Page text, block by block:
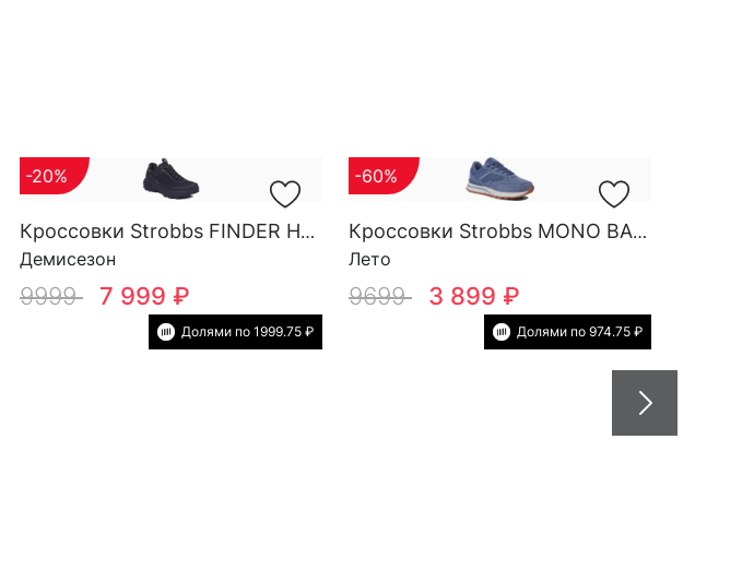
Кроссовки Strobbs FINDER HG M 3788-2
Демисезон
-20%
9999 7 999 ₽
Долями по 1999.75 ₽
Кроссовки Strobbs MONO BASE W 7552-5
Лето
-60%
9699 3 899 ₽
Долями по 974.75 ₽